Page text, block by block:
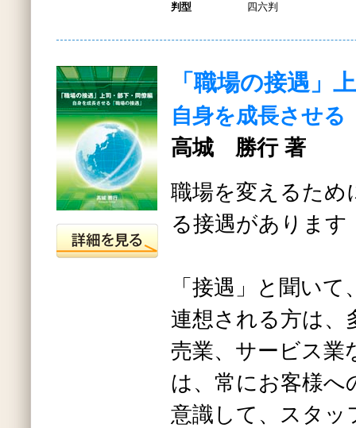
判型 四六判
「職場の接遇」
自身を成長させる
高城 勝行 著
職場を変えるため
る接遇があります
「接遇」と聞い
連想される方は、
売業、サービス業
は、常にお客様へ
意識して、スタッ